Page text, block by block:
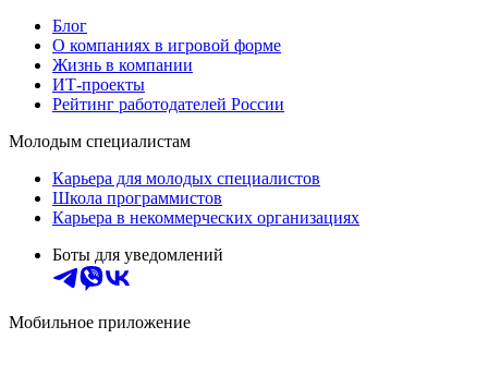
Блог
О компаниях в игровой форме
Жизнь в компании
ИТ-проекты
Рейтинг работодателей России
Молодым специалистам
Карьера для молодых специалистов
Школа программистов
Карьера в некоммерческих организациях
Боты для уведомлений
Мобильное приложение